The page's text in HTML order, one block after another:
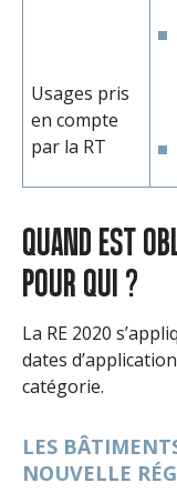
Usages pris
en compte
par la RT
QUAND EST
POUR QUI ?
La RE 2020
dates
catégorie.
LES
NOUVELLE